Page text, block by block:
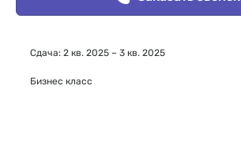
Сдача: 2 кв. 2025 – 3 кв. 2025
Бизнес класс